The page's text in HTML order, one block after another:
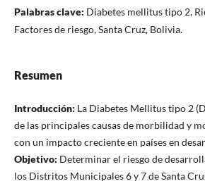
Palabras clave: Diabetes mellitus tipo 2,
Factores de riesgo, Santa Cruz, Bolivia.
Resumen
Introducción: La Diabetes Mellitus tipo 2
de las principales causas de morbilidad y
con un impacto creciente en países en
Objetivo: Determinar el riesgo de
los Distritos Municipales 6 y 7 de Santa